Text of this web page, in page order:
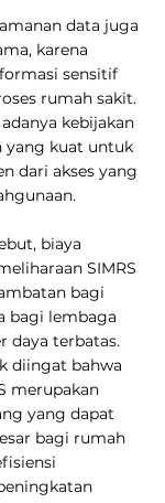
data juga
karena
sensitif
rumah sakit.
kebijakan
yang kuat untuk
dari akses yang
biaya
SIMRS
bagi
bagi lembaga
daya terbatas.
diingat bahwa
merupakan
yang dapat
bagi rumah